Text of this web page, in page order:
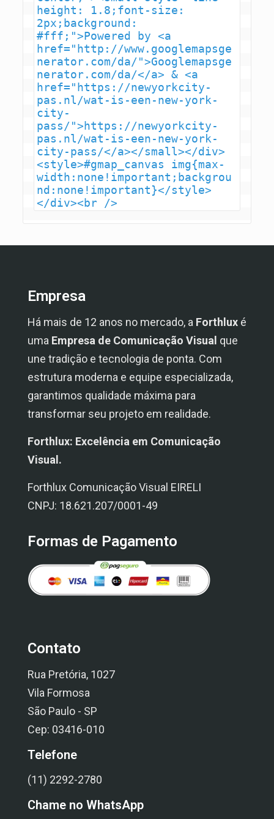
height: 1.8;font-size:
2px;background:
#fff;">Powered by <a
href="http://www.googlemapsge
nerator.com/da/">Googlemapsge
nerator.com/da/</a> & <a
href="https://newyorkcity-
pas.nl/wat-is-een-new-york-
city-
pass/">https://newyorkcity-
pas.nl/wat-is-een-new-york-
city-pass/</a></small></div>
<style>#gmap_canvas img{max-
width:none!important;backgrou
nd:none!important}</style>
</div><br />
Empresa
Há mais de 12 anos no mercado, a Forthlux é
uma Empresa de Comunicação Visual que
une tradição e tecnologia de ponta. Com
estrutura moderna e equipe especializada,
garantimos qualidade máxima para
transformar seu projeto em realidade.
Forthlux: Excelência em Comunicação
Visual.
Forthlux Comunicação Visual EIRELI
CNPJ: 18.621.207/0001-49
Formas de Pagamento
Contato
Rua Pretória, 1027
Vila Formosa
São Paulo - SP
Cep: 03416-010
Telefone
(11) 2292-2780
Chame no WhatsApp